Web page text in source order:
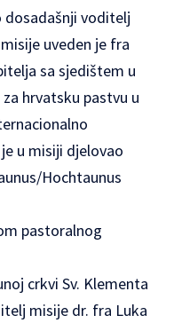
dosadašnji voditelj
uveden je fra
sa sjedištem u
hrvatsku pastvu u
u misiji djelovao
Hochtaunus
pastoralnog
crkvi Sv. Klementa
misije dr. fra Luka